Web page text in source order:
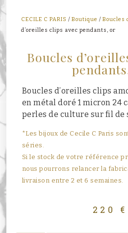
CECILE C PARIS /Boutique /Boucles
d’oreilles clips avec pendants, or
Boucles
Boucles d’oreilles clips
en métal doré 1 micron 24
perles de culture sur fil de
*Les bijoux de Cecile C Paris
séries.
Si le stock de votre référence
nous pourrons relancer la
livraison entre 2 et 6 semaines.
220 €